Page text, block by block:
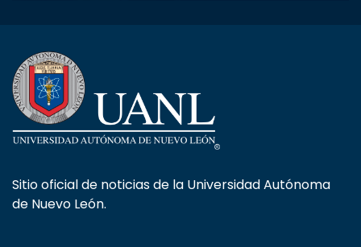
Sitio oficial de noticias de la Universidad Autónoma
de Nuevo León.